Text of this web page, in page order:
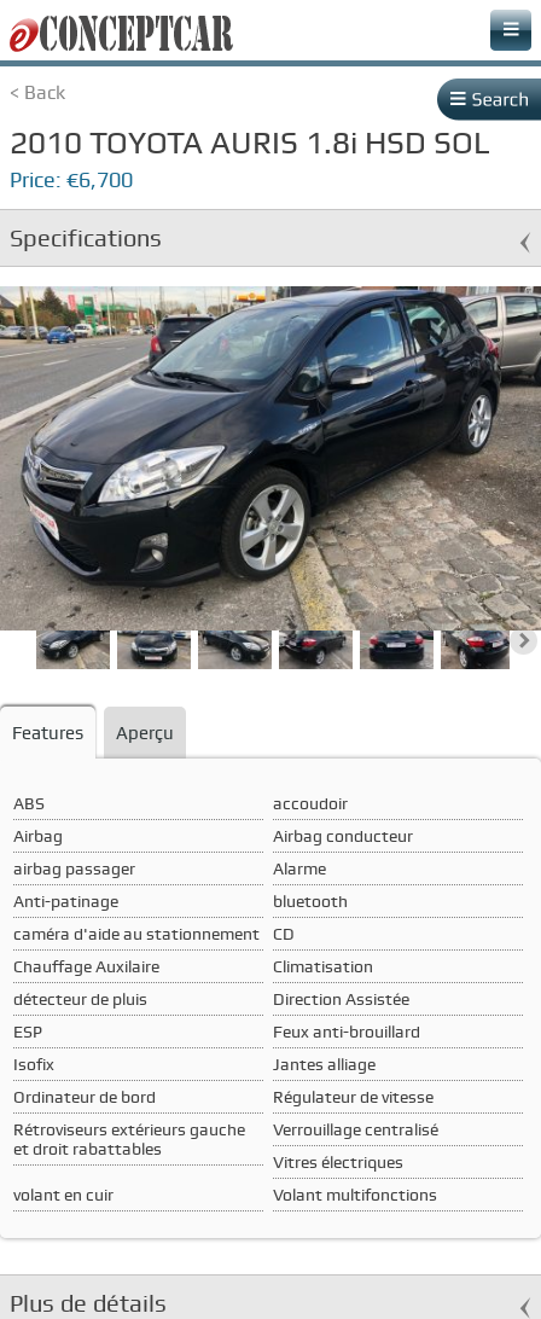
Accueil
Nous contacter
Garantie et Conditions Générales de Vente
< Back
2010 TOYOTA AURIS 1.8i HSD SOL
Price: €6,700
Specifications
Features Aperçu
ABS
accoudoir
Airbag
Airbag conducteur
airbag passager
Alarme
Anti-patinage
bluetooth
caméra d'aide au stationnement
CD
Chauffage Auxilaire
Climatisation
détecteur de pluis
Direction Assistée
ESP
Feux anti-brouillard
Isofix
Jantes alliage
Ordinateur de bord
Régulateur de vitesse
Rétroviseurs extérieurs gauche
et droit rabattables
Verrouillage centralisé
Vitres électriques
volant en cuir
Volant multifonctions
Plus de détails